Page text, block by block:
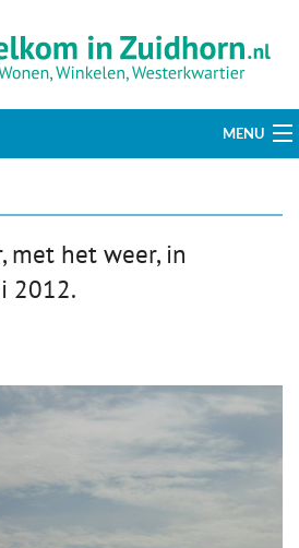
MENU
met het weer, in
2012.